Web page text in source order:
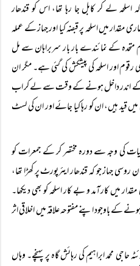
لے کر کابل جا رہا تھا، اس کو قندھار
میں اسلحہ پر قبضہ کیا اور جہاز کے عملہ
متحدہ کے نمائندے بار بار سربراہان سے مل
اور اسلحہ کی پیشکش کی گئی ہے۔ مگر ان
کے اندر داخل ہونے کے وقت سے لے کر اب
قید ہیں، ان کو رہا کیا جائے اور ان کی لسٹ
کی وجہ سے دورہ مختصر کر کے جمعرات کو
جہاز جو کہ قندھار ایئرپورٹ پر کھڑا تھا،
میں کارآمد و بے کار اسلحہ کو بھی دیکھا۔
باوجود اپنے مفتوحہ علاقہ میں اخلاقی اثر
ابراہیم کی رہائش گاہ پر پہنچے۔ وہاں